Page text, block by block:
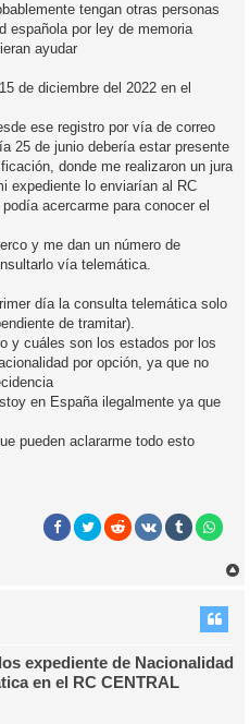
tengan otras personas
española por ley de memoria
ayudar
de diciembre del 2022 en el
ese registro por vía de correo
25 de junio debería estar presente
donde me realizaron un jura
expediente lo enviarían al RC
acercarme para conocer el
y me dan un número de
vía telemática.
día la consulta telemática solo
de tramitar).
y cuáles son los estados por los
por opción, ya que no
en España ilegalmente ya que
pueden aclararme todo esto
expediente de Nacionalidad
en el RC CENTRAL